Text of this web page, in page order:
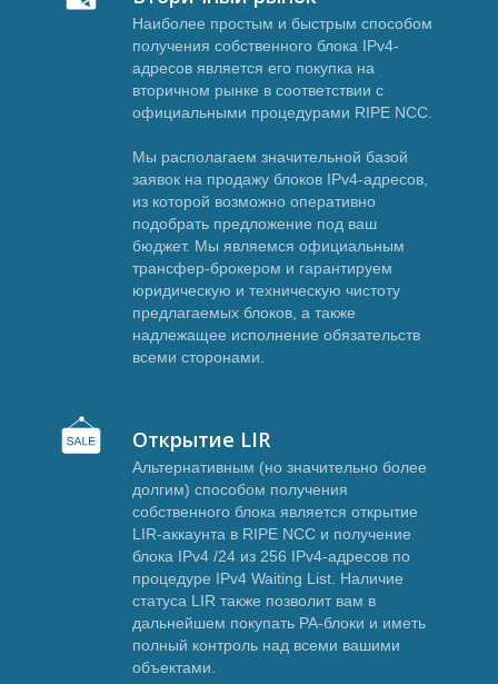
А
Наиболее простым и быстрым способом
получения собственного блока IPv4-
адресов является его покупка на
вторичном рынке в соответствии с
официальными процедурами RIPE NCC.
Мы располагаем значительной базой
заявок на продажу блоков IPv4-адресов,
из которой возможно оперативно
подобрать предложение под ваш
бюджет. Мы являемся официальным
трансфер-брокером и гарантируем
юридическую и техническую чистоту
предлагаемых блоков, а также
надлежащее исполнение обязательств
всеми сторонами.
Открытие LIR
Альтернативным (но значительно более
долгим) способом получения
собственного блока является открытие
LIR-аккаунта в RIPE NCC и получение
блока IPv4 /24 из 256 IPv4-адресов по
процедуре IPv4 Waiting List. Наличие
статуса LIR также позволит вам в
дальнейшем покупать PA-блоки и иметь
полный контроль над всеми вашими
объектами.